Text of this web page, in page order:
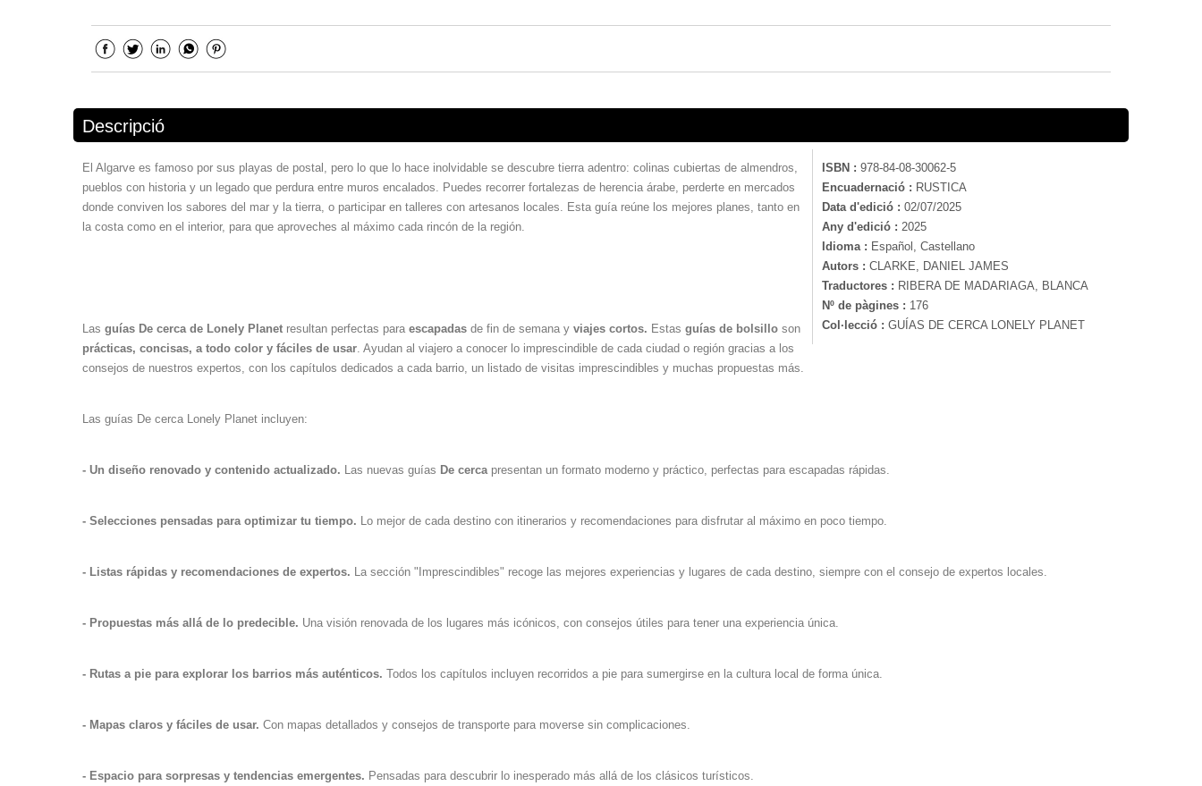
Descripció
ISBN : 978-84-08-30062-5
Encuadernació : RUSTICA
Data d'edició : 02/07/2025
Any d'edició : 2025
Idioma : Español, Castellano
Autors : CLARKE, DANIEL JAMES
Traductores : RIBERA DE MADARIAGA, BLANCA
Nº de pàgines : 176
Col·lecció : GUÍAS DE CERCA LONELY PLANET
El Algarve es famoso por sus playas de postal, pero lo que lo hace inolvidable se descubre tierra adentro: colinas cubiertas de almendros,
pueblos con historia y un legado que perdura entre muros encalados. Puedes recorrer fortalezas de herencia árabe, perderte en mercados
donde conviven los sabores del mar y la tierra, o participar en talleres con artesanos locales. Esta guía reúne los mejores planes, tanto en
la costa como en el interior, para que aproveches al máximo cada rincón de la región.
Las guías De cerca de Lonely Planet resultan perfectas para escapadas de fin de semana y viajes cortos. Estas guías de bolsillo son
prácticas, concisas, a todo color y fáciles de usar. Ayudan al viajero a conocer lo imprescindible de cada ciudad o región gracias a los
consejos de nuestros expertos, con los capítulos dedicados a cada barrio, un listado de visitas imprescindibles y muchas propuestas más.
Las guías De cerca Lonely Planet incluyen:
- Un diseño renovado y contenido actualizado. Las nuevas guías De cercapresentan un formato moderno y práctico, perfectas para escapadas rápidas.
- Selecciones pensadas para optimizar tu tiempo. Lo mejor de cada destino con itinerarios y recomendaciones para disfrutar al máximo en poco tiempo.
- Listas rápidas y recomendaciones de expertos. La sección "Imprescindibles" recoge las mejores experiencias y lugares de cada destino, siempre con el consejo de expertos locales.
- Propuestas más allá de lo predecible. Una visión renovada de los lugares más icónicos, con consejos útiles para tener una experiencia única.
- Rutas a pie para explorar los barrios más auténticos. Todos los capítulos incluyen recorridos a pie para sumergirse en la cultura local de forma única.
- Mapas claros y fáciles de usar. Con mapas detallados y consejos de transporte para moverse sin complicaciones.
- Espacio para sorpresas y tendencias emergentes. Pensadas para descubrir lo inesperado más allá de los clásicos turísticos.